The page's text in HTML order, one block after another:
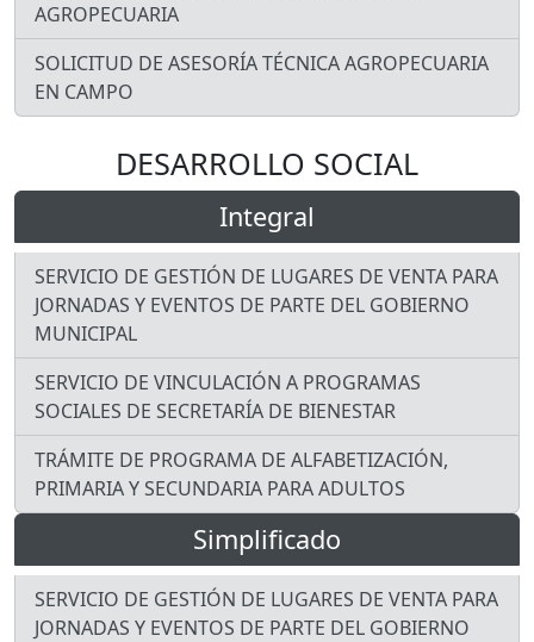
AGROPECUARIA
SOLICITUD DE ASESORÍA TÉCNICA AGROPECUARIA
EN CAMPO
DESARROLLO SOCIAL
Integral
SERVICIO DE GESTIÓN DE LUGARES DE VENTA PARA
JORNADAS Y EVENTOS DE PARTE DEL GOBIERNO
MUNICIPAL
SERVICIO DE VINCULACIÓN A PROGRAMAS
SOCIALES DE SECRETARÍA DE BIENESTAR
TRÁMITE DE PROGRAMA DE ALFABETIZACIÓN,
PRIMARIA Y SECUNDARIA PARA ADULTOS
Simplificado
SERVICIO DE GESTIÓN DE LUGARES DE VENTA PARA
JORNADAS Y EVENTOS DE PARTE DEL GOBIERNO